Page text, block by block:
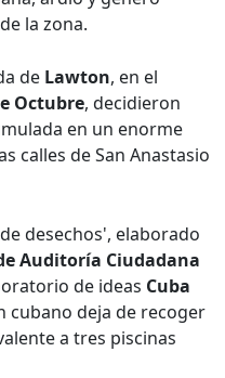
la zona.
de Lawton, en el
Octubre, decidieron
en un enorme
calles de San Anastasio
desechos', elaborado
Auditoría Ciudadana
de ideas Cuba
cubano deja de recoger
a tres piscinas